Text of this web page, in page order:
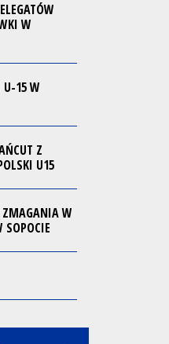
W
U-15 W
Z
U15
ZMAGANIA W